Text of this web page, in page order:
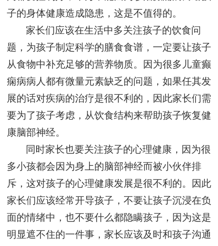
子的身体健康造成隐患，这是不值得的。
家长们应该在生活中多关注孩子的饮食问
题，为孩子制定科学的膳食食谱，一定要让孩子
从食物中补充足够的营养物质。因为很多儿童癫
痫病病人都有微量元素缺乏的问题，如果任其发
展的话对疾病的治疗是很不利的，因此家长们需
要为了孩子考虑，从饮食结构来帮助孩子恢复健
康脑部神经。
同时家长也要关注孩子的心理健康，因为很
多小孩都会因为身上的脑部神经而被小伙伴排
斥，这对孩子的心理健康发展是很不利的。因此
家长们应该经常开导孩子，不要让孩子沉浸在负
面的情绪中，也不要什么都隐瞒孩子，因为这是
明显遮不住的一件事，家长应该及时和孩子沟通